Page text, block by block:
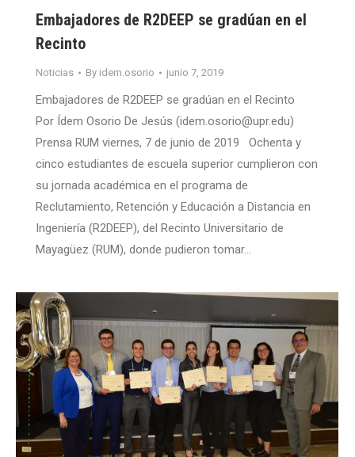
Embajadores de R2DEEP se gradúan en el
Recinto
Noticias By idem.osorio junio 7, 2019
Embajadores de R2DEEP se gradúan en el Recinto
Por Ídem Osorio De Jesús (idem.osorio@upr.edu)
Prensa RUM viernes, 7 de junio de 2019 Ochenta y
cinco estudiantes de escuela superior cumplieron con
su jornada académica en el programa de
Reclutamiento, Retención y Educación a Distancia en
Ingeniería (R2DEEP), del Recinto Universitario de
Mayagüez (RUM), donde pudieron tomar…